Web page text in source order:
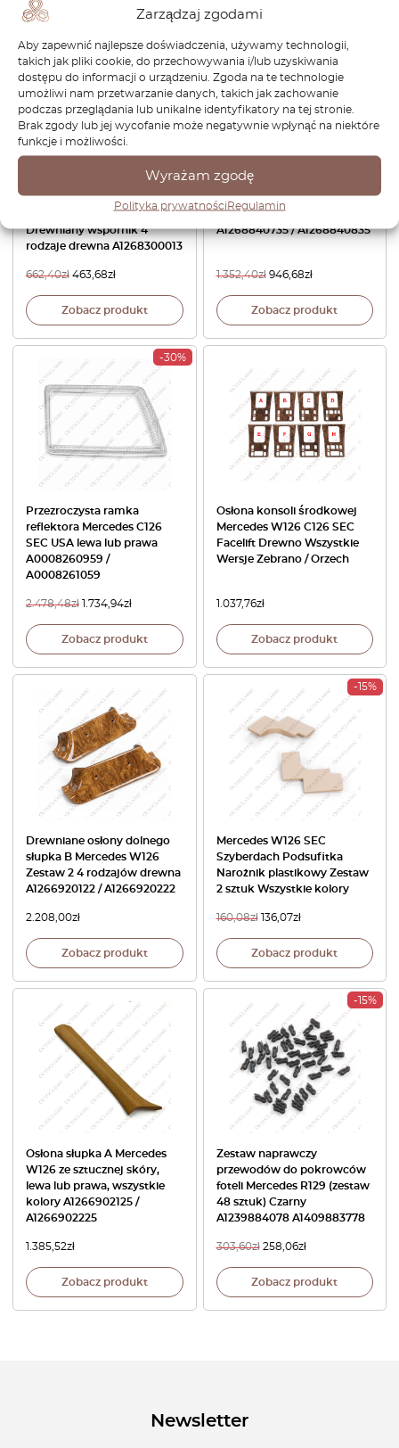
Zarządzaj zgodami
Aby zapewnić najlepsze doświadczenia, używamy technologii,
takich jak pliki cookie, do przechowywania i/lub uzyskiwania
dostępu do informacji o urządzeniu. Zgoda na te technologie
umożliwi nam przetwarzanie danych, takich jak zachowanie
podczas przeglądania lub unikalne identyfikatory na tej stronie.
Brak zgody lub jej wycofanie może negatywnie wpłynąć na niektóre
funkcje i możliwości.
Wyrażam zgodę
Polityka prywatności Regulamin
Mercedes W126 / C126 SEC
Konsola środkowa Tylny
panel wentylacyjny
Drewniany wspornik 4
rodzaje drewna A1268300013
662,40zł 463,68zł
Zobacz produkt
Osłona chłodnicy oleju
błotnika Mercedes W126
lewa lub prawa czarna
A1268840735 / A1268840835
1.352,40zł 946,68zł
Zobacz produkt
-30%
Przezroczysta ramka
reflektora Mercedes C126
SEC USA lewa lub prawa
A0008260959 /
A0008261059
2.478,48zł 1.734,94zł
Zobacz produkt
Osłona konsoli środkowej
Mercedes W126 C126 SEC
Facelift Drewno Wszystkie
Wersje Zebrano / Orzech
1.037,76zł
Zobacz produkt
Drewniane osłony dolnego
słupka B Mercedes W126
Zestaw 2 4 rodzajów drewna
A1266920122 / A1266920222
2.208,00zł
Zobacz produkt
-15%
Mercedes W126 SEC
Szyberdach Podsufitka
Narożnik plastikowy Zestaw
2 sztuk Wszystkie kolory
160,08zł 136,07zł
Zobacz produkt
Osłona słupka A Mercedes
W126 ze sztucznej skóry,
lewa lub prawa, wszystkie
kolory A1266902125 /
A1266902225
1.385,52zł
Zobacz produkt
-15%
Zestaw naprawczy
przewodów do pokrowców
foteli Mercedes R129 (zestaw
48 sztuk) Czarny
A1239884078 A1409883778
303,60zł 258,06zł
Zobacz produkt
Newsletter